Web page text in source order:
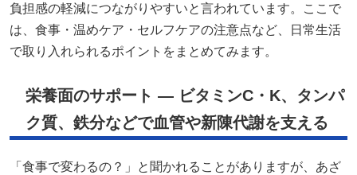
負担感の軽減につながりやすいと言われています。ここで
は、食事・温めケア・セルフケアの注意点など、日常生活
で取り入れられるポイントをまとめてみます。
栄養面のサポート — ビタミンC・K、タンパ
ク質、鉄分などで血管や新陳代謝を支える
「食事で変わるの？」と聞かれることがありますが、あざ